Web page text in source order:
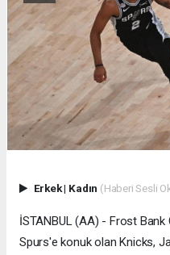
Erkek| Kadın (Haberi Sesli
İSTANBUL (AA) - Frost
Spurs'e konuk olan Knicks,